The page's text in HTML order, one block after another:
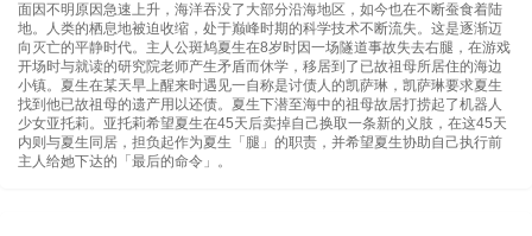
面因不明原因急速上升，海洋吞没了大部分沿海地区，如今也在不断蚕食着陆
地。人类的栖息地被迫收缩，处于巅峰时期的科学技术不断流失。这是逐渐迈
向灭亡的平静时代。主人公斑鸠夏生在8岁时因一场隧道事故失去右腿，在游戏
开场时与就读的研究院老师产生矛盾而休学，移居到了已故祖母所居住的海边
小镇。夏生在某天早上醒来时遇见一自称是讨债人的凯萨琳，凯萨琳要求夏生
找到他已故祖母的遗产用以还债。夏生下潜至海中的祖母故居打捞起了机器人
少女亚托莉。亚托莉希望夏生在45天后卖掉自己换取一条新的义肢，在这45天
内则与夏生同居，担负起作为夏生「腿」的职责，并希望夏生协助自己执行前
主人给她下达的「最后的命令」。